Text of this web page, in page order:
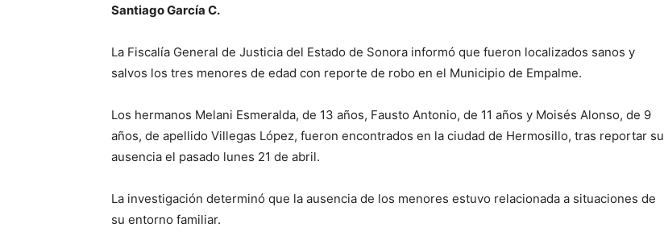
Santiago García C.
La Fiscalía General de Justicia del Estado de Sonora informó que fueron localizados sanos y
salvos los tres menores de edad con reporte de robo en el Municipio de Empalme.
Los hermanos Melani Esmeralda, de 13 años, Fausto Antonio, de 11 años y Moisés Alonso, de 9
años, de apellido Villegas López, fueron encontrados en la ciudad de Hermosillo, tras reportar su
ausencia el pasado lunes 21 de abril.
La investigación determinó que la ausencia de los menores estuvo relacionada a situaciones de
su entorno familiar.